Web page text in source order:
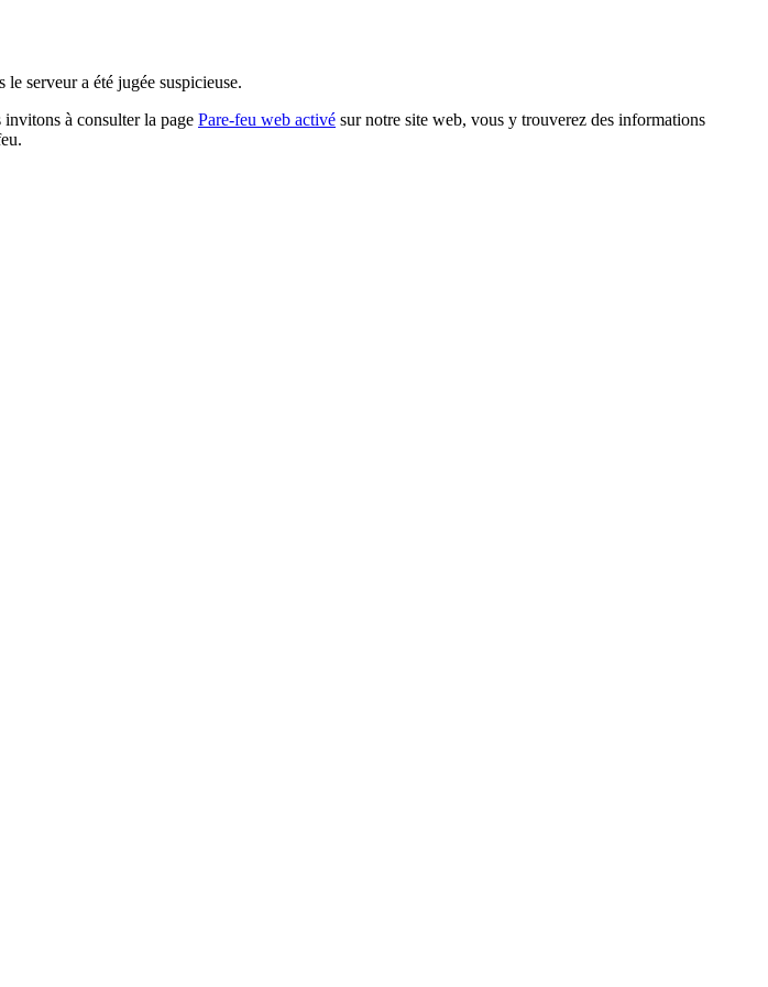
serveur a été jugée suspicieuse.
à consulter la page Pare-feu web activé sur notre site web, vous y trouverez des informations